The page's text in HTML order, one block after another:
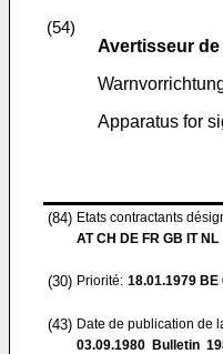
(54)
Avertisseur
Apparatus for
(84) Etats contractants
AT CH DE FR GB IT NL
(30) Priorité: 18.01.1979 BE
(43) Date de publication de
03.09.1980 Bulletin